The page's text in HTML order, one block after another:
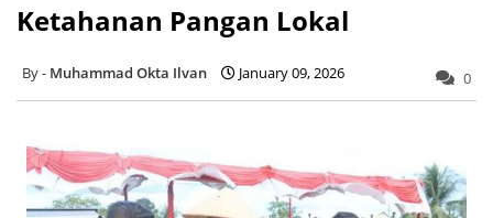
Ketahanan Pangan Lokal
Muhammad Okta Ilvan January 09, 2026 0